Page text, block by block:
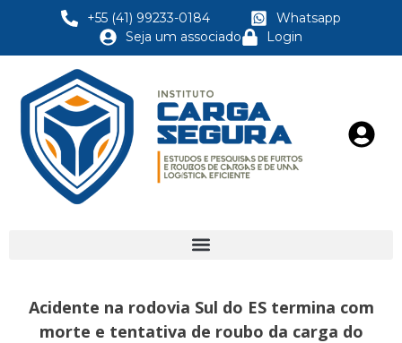
+55 (41) 99233-0184
Whatsapp
Seja um associado
Login
Acidente na rodovia Sul do ES termina com
morte e tentativa de roubo da carga do